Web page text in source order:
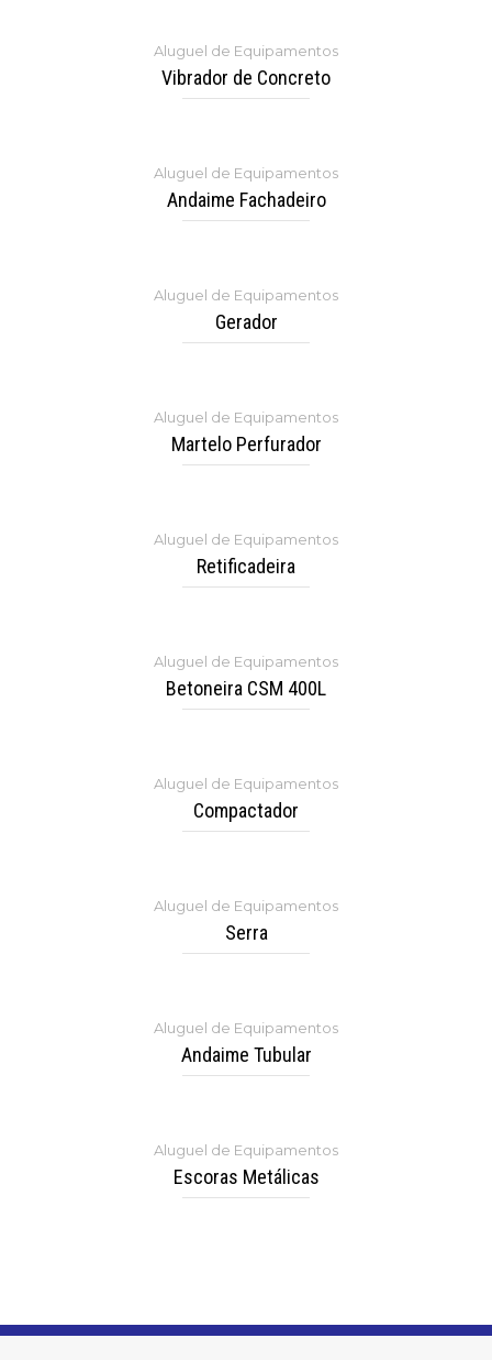
Aluguel de Equipamentos
Vibrador de Concreto
Aluguel de Equipamentos
Andaime Fachadeiro
Aluguel de Equipamentos
Gerador
Aluguel de Equipamentos
Martelo Perfurador
Aluguel de Equipamentos
Retificadeira
Aluguel de Equipamentos
Betoneira CSM 400L
Aluguel de Equipamentos
Compactador
Aluguel de Equipamentos
Serra
Aluguel de Equipamentos
Andaime Tubular
Aluguel de Equipamentos
Escoras Metálicas